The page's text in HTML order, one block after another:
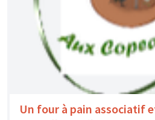
Un four à pain associatif